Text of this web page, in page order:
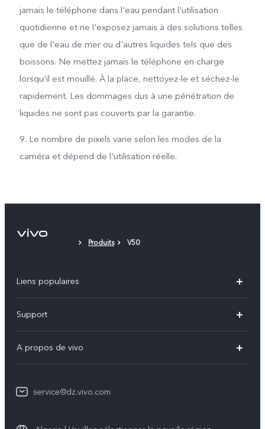
jamais le téléphone dans l'eau pendant l'utilisation
quotidienne et ne l'exposez jamais à des solutions telles
que de l'eau de mer ou d'autres liquides tels que des
boissons. Ne mettez jamais le téléphone en charge
lorsqu'il est mouillé. À la place, nettoyez-le et séchez-le
rapidement. Les dommages dus à une pénétration de
liquides ne sont pas couverts par la garantie.
9. Le nombre de pixels varie selon les modes de la
caméra et dépend de l'utilisation réelle.
Produits V50
Liens populaires
V60 Lite
Y21d
Tous les modèles
Support
Funtouch OS
Authentification IMEI
A propos de vivo
Mentions légales
service@dz.vivo.com